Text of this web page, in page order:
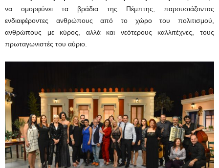
να ομορφύνει τα βράδια της Πέμπτης, παρουσιάζοντας
ενδιαφέροντες ανθρώπους από το χώρο του πολιτισμού,
ανθρώπους με κύρος, αλλά και νεότερους καλλιτέχνες, τους
πρωταγωνιστές του αύριο.